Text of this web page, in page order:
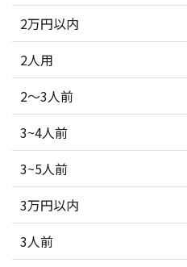
2万円以内
2人用
2～3人前
3~4人前
3~5人前
3万円以内
3人前